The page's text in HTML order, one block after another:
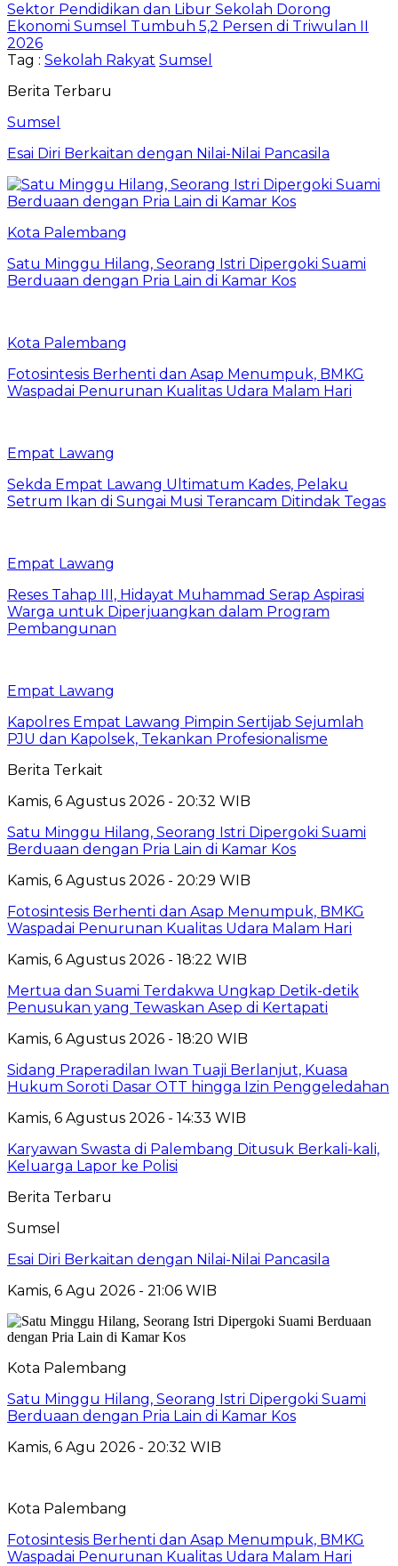
Sektor Pendidikan dan Libur Sekolah Dorong
Ekonomi Sumsel Tumbuh 5,2 Persen di Triwulan II
2026
Tag : Sekolah Rakyat Sumsel
Berita Terbaru
Sumsel
Esai Diri Berkaitan dengan Nilai-Nilai Pancasila
Kota Palembang
Satu Minggu Hilang, Seorang Istri Dipergoki Suami
Berduaan dengan Pria Lain di Kamar Kos
Kota Palembang
Fotosintesis Berhenti dan Asap Menumpuk, BMKG
Waspadai Penurunan Kualitas Udara Malam Hari
Empat Lawang
Sekda Empat Lawang Ultimatum Kades, Pelaku
Setrum Ikan di Sungai Musi Terancam Ditindak Tegas
Empat Lawang
Reses Tahap III, Hidayat Muhammad Serap Aspirasi
Warga untuk Diperjuangkan dalam Program
Pembangunan
Empat Lawang
Kapolres Empat Lawang Pimpin Sertijab Sejumlah
PJU dan Kapolsek, Tekankan Profesionalisme
Berita Terkait
Kamis, 6 Agustus 2026 - 20:32 WIB
Satu Minggu Hilang, Seorang Istri Dipergoki Suami
Berduaan dengan Pria Lain di Kamar Kos
Kamis, 6 Agustus 2026 - 20:29 WIB
Fotosintesis Berhenti dan Asap Menumpuk, BMKG
Waspadai Penurunan Kualitas Udara Malam Hari
Kamis, 6 Agustus 2026 - 18:22 WIB
Mertua dan Suami Terdakwa Ungkap Detik-detik
Penusukan yang Tewaskan Asep di Kertapati
Kamis, 6 Agustus 2026 - 18:20 WIB
Sidang Praperadilan Iwan Tuaji Berlanjut, Kuasa
Hukum Soroti Dasar OTT hingga Izin Penggeledahan
Kamis, 6 Agustus 2026 - 14:33 WIB
Karyawan Swasta di Palembang Ditusuk Berkali-kali,
Keluarga Lapor ke Polisi
Berita Terbaru
Sumsel
Esai Diri Berkaitan dengan Nilai-Nilai Pancasila
Kamis, 6 Agu 2026 - 21:06 WIB
Kota Palembang
Satu Minggu Hilang, Seorang Istri Dipergoki Suami
Berduaan dengan Pria Lain di Kamar Kos
Kamis, 6 Agu 2026 - 20:32 WIB
Kota Palembang
Fotosintesis Berhenti dan Asap Menumpuk, BMKG
Waspadai Penurunan Kualitas Udara Malam Hari